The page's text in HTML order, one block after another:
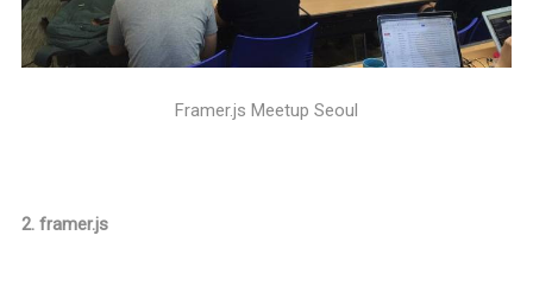
Framer.js Meetup Seoul
2. framer.js